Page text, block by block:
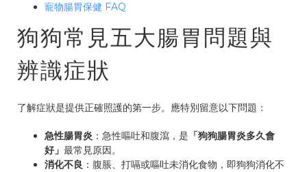
寵物腸胃保健 FAQ
狗狗常見五大腸胃問題與
辨識症狀
了解症狀是提供正確照護的第一步。應特別留意以下問題：
急性腸胃炎 ：急性嘔吐和腹瀉，是 「狗狗腸胃炎多久會
好」 最常見原因。
消化不良 ：腹脹、打嗝或嘔吐未消化食物，即狗狗消化不